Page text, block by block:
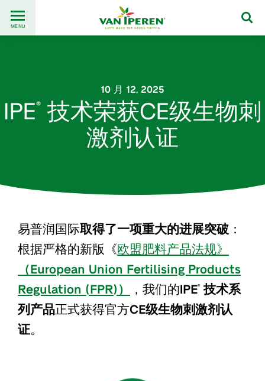
content
Back
to
MENU
10 月 12, 2025
IPE®技术荣获CE级生物刺
激剂认证
易普润国际取得了一项重大的进展突破 ：
根据严格的新版《欧盟肥料产品法规》
（European Union Fertilising Products
Regulation (FPR) ） ，我们的IPE® 技术系
列产品正式获得官方CE级生物刺激剂认
证。